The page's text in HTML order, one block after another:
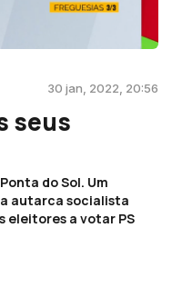
30 jan, 2022, 20:56
seus
do Sol. Um
autarca socialista
eleitores a votar PS